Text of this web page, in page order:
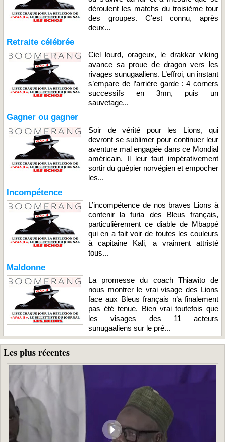
déroulent les matchs du troisième tour
des groupes. C’est connu, après
deux...
Retraite célébrée
Ciel lourd, orageux, le drakkar viking
avance sa proue de dragon vers les
rivages sunugaaliens. L’effroi, un instant
s’empare de l’arrière garde : 4 corners
successifs en 3mn, puis un
sauvetage...
Gagner ou gagner
Soir de vérité pour les Lions, qui
devront se sublimer pour continuer leur
aventure mal engagée dans ce Mondial
américain. Il leur faut impérativement
sortir du guêpier norvégien et empocher
les...
Incompétence
L’incompétence de nos braves Lions à
contenir la furia des Bleus français,
particulièrement ce diable de Mbappé
qui en a fait voir de toutes les couleurs
à capitaine Kali, a vraiment attristé
tous...
Maldonne
La promesse du coach Thiawito de
nous montrer le vrai visage des Lions
face aux Bleus français n’a finalement
pas été tenue. Bien vrai toutefois que
les visages des 11 acteurs
sunugaaliens sur le pré...
Les plus récentes